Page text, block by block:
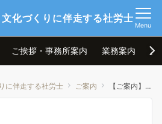
化づくりに伴走する社労士
Menu
ご挨拶・事務所案内 業務案内 お
に伴走する社労士 ご案内 【ご案内】人事労務セミナー（災害関係）に登壇します＠豊橋商工会議所様